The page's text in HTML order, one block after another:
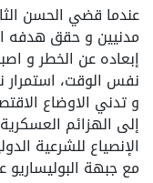
عندما قضي الحسن
مدنيين و حقق هدفه
إبعاده عن الخطر و
نفس الوقت، استمرار
و تدني الاوضاع
إلى الهزائم
الإنصياع للشرعية
مع جبهة البوليساريو